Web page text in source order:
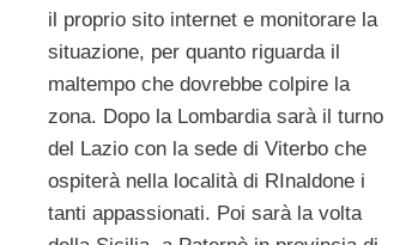
il proprio sito internet e monitorare la
situazione, per quanto riguarda il
maltempo che dovrebbe colpire la
zona. Dopo la Lombardia sarà il turno
del Lazio con la sede di Viterbo che
ospiterà nella località di RInaldone i
tanti appassionati. Poi sarà la volta